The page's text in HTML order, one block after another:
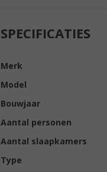
SPECIFICATIES
Merk
Model
Bouwjaar
Aantal personen
Aantal slaapkamers
Type